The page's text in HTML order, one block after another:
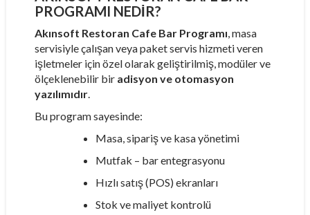
PROGRAMI NEDIR?
Akınsoft Restoran Cafe Bar Programı , masa
servisiyle çalışan veya paket servis hizmeti veren
işletmeler için özel olarak geliştirilmiş, modüler ve
ölçeklenebilir bir adisyon ve otomasyon
yazılımıdır.
Bu program sayesinde:
Masa, sipariş ve kasa yönetimi
Mutfak – bar entegrasyonu
Hızlı satış (POS) ekranları
Stok ve maliyet kontrolü